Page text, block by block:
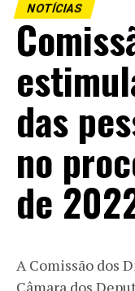
NOTÍCIAS
das
no
de
A Comissão dos
Câmara dos